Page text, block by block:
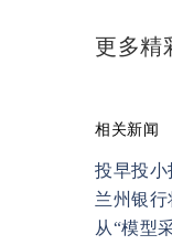
更多精
相关新闻
投早投小
兰州银
从“模型